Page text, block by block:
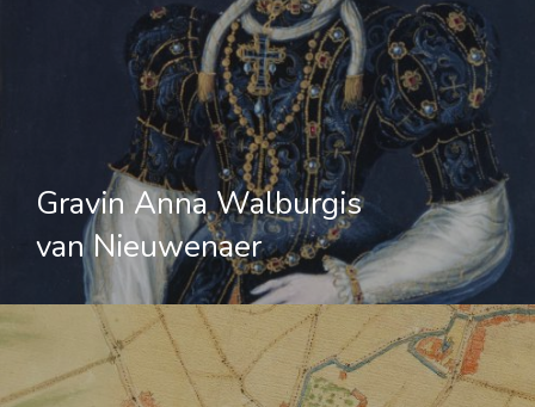
Gravin Anna Walburgis
van Nieuwenaer